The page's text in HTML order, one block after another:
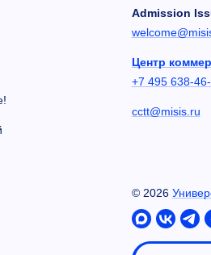
Admission
Центр
+7 495 638-
cctt@misis.ru
© 2026